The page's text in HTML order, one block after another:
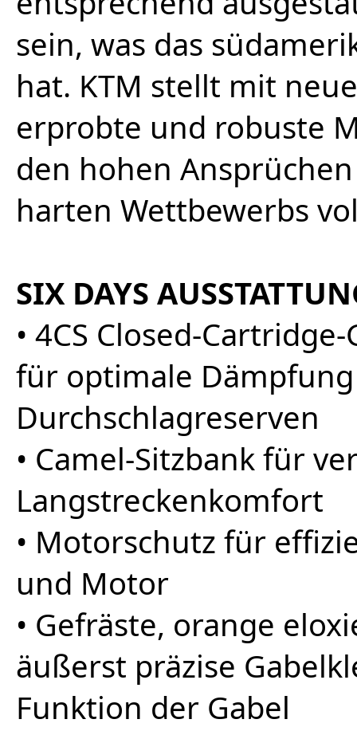
sein, was das
hat. KTM stellt mit
erprobte und robuste
den hohen
harten Wettbewerbs
SIX DAYS
• 4CS Closed-
für optimale
Durchschlagreserven
• Camel-Sitzbank für
Langstreckenkomfort
• Motorschutz für
und Motor
• Gefräste, orange
äußerst präzise
Funktion der Gabel